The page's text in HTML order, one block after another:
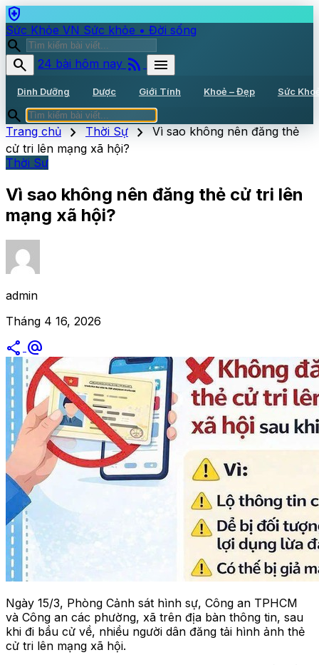
health_and_safety
Sức Khỏe VN Sức khỏe • Đời sống
search
search
24 bài hôm nay rss_feed menu
Dinh Dưỡng Dược Giới Tính Khoẻ – Đẹp Sức
search
Trang chủ chevron_right Thời Sự chevron_right Vì sao không nên đăng thẻ
cử tri lên mạng xã hội?
Thời Sự
Vì sao không nên đăng thẻ cử tri lên
mạng xã hội?
admin
Tháng 4 16, 2026
share alternate_email
Ngày 15/3, Phòng Cảnh sát hình sự, Công an TPHCM
và Công an các phường, xã trên địa bàn thông tin, sau
khi đi bầu cử về, nhiều người dân đăng tải hình ảnh thẻ
cử tri lên mạng xã hội.